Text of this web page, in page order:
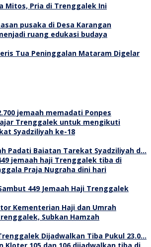
Mitos, Pria di Trenggalek Ini
Tua Peninggalan Mataram Digelar
Padati Baiatan Tarekat Syadziliyah d…
449 Jemaah Haji Trenggalek
Dijadwalkan Tiba Pukul 23.0…